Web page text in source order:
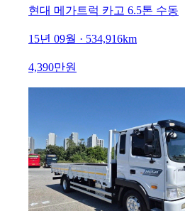
현대 메가트럭 카고 6.5톤 수동
15년 09월 · 534,916km
4,390만원